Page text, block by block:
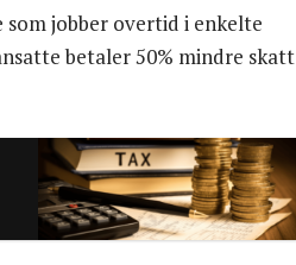
jobber overtid i enkelte
betaler 50% mindre skatt